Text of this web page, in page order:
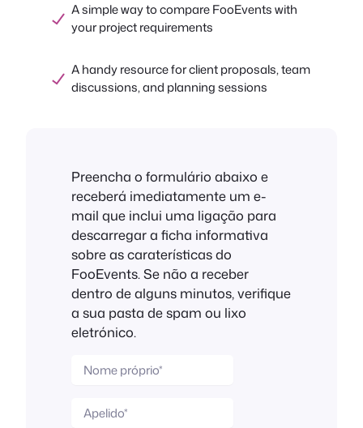
A simple way to compare FooEvents with
your project requirements
A handy resource for client proposals, team
discussions, and planning sessions
Preencha o formulário abaixo e
receberá imediatamente um e-
mail que inclui uma ligação para
descarregar a ficha informativa
sobre as caraterísticas do
FooEvents. Se não a receber
dentro de alguns minutos, verifique
a sua pasta de spam ou lixo
eletrónico.